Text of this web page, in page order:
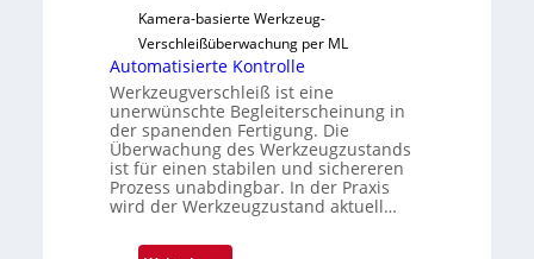
ä
s
s
i
g
e
D
r
u
Kamera-basierte Werkzeug-
Verschleißüberwachung per ML
Automatisierte Kontrolle
Werkzeugverschleiß ist eine
unerwünschte Begleiterscheinung in
der spanenden Fertigung. Die
Überwachung des Werkzeugzustands
ist für einen stabilen und sichereren
Prozess unabdingbar. In der Praxis
wird der Werkzeugzustand aktuell…